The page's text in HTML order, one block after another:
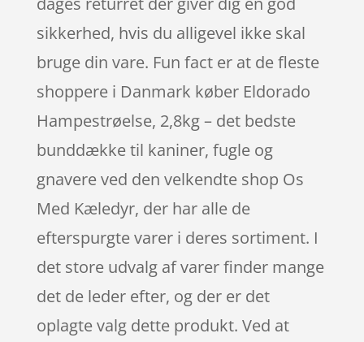
sikkerhed, hvis du alligevel ikke skal
bruge din vare. Fun fact er at de fleste
shoppere i Danmark køber Eldorado
Hampestrøelse, 2,8kg – det bedste
bunddække til kaniner, fugle og
gnavere ved den velkendte shop Os
Med Kæledyr, der har alle de
efterspurgte varer i deres sortiment. I
det store udvalg af varer finder mange
det de leder efter, og der er det
oplagte valg dette produkt. Ved at